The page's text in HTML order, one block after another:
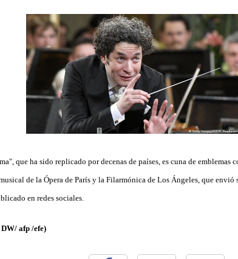
que ha sido replicado por decenas de países, es cuna de emblemas
de la Ópera de París y la Filarmónica de Los Ángeles, que envió
en redes sociales.
afp /efe)